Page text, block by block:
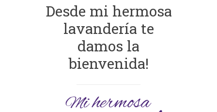
Desde mi hermosa
lavandería te
damos la
bienvenida!